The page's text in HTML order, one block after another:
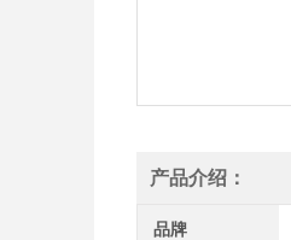
产品介绍：
品牌